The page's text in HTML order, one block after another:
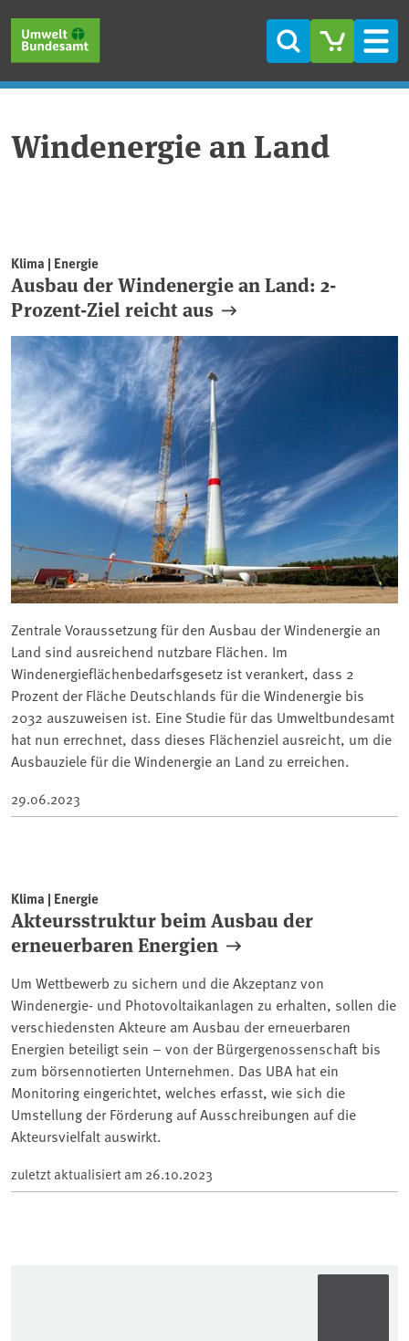
Suche
Windenergie an Land
Klima | Energie
Ausbau der Windenergie an Land: 2-
Prozent-Ziel reicht aus
Zentrale Voraussetzung für den Ausbau der Windenergie an
Land sind ausreichend nutzbare Flächen. Im
Windenergieflächenbedarfsgesetz ist verankert, dass 2
Prozent der Fläche Deutschlands für die Windenergie bis
2032 auszuweisen ist. Eine Studie für das Umweltbundesamt
hat nun errechnet, dass dieses Flächenziel ausreicht, um die
Ausbauziele für die Windenergie an Land zu erreichen.
29.06.2023
Klima | Energie
Akteursstruktur beim Ausbau der
erneuerbaren Energien
Um Wettbewerb zu sichern und die Akzeptanz von
Windenergie- und Photovoltaikanlagen zu erhalten, sollen die
verschiedensten Akteure am Ausbau der erneuerbaren
Energien beteiligt sein – von der Bürgergenossenschaft bis
zum börsennotierten Unternehmen. Das UBA hat ein
Monitoring eingerichtet, welches erfasst, wie sich die
Umstellung der Förderung auf Ausschreibungen auf die
Akteursvielfalt auswirkt.
zuletzt aktualisiert am 26.10.2023